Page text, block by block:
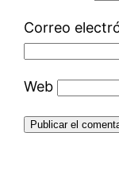
Correo
Web